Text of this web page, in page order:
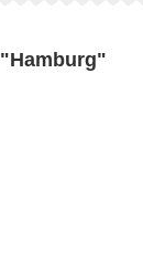
"Hamburg"